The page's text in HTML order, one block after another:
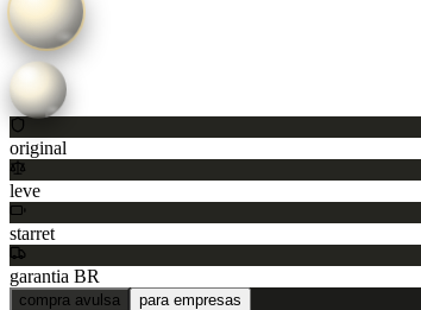
original
leve
starret
garantia BR
compra avulsa para empresas